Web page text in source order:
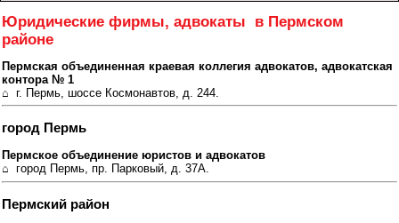
Юридические фирмы, адвокаты в Пермском
районе
Пермская объединенная краевая коллегия адвокатов, адвокатская
контора № 1
⌂ г. Пермь, шоссе Космонавтов, д. 244.
город Пермь
Пермское объединение юристов и адвокатов
⌂ город Пермь, пр. Парковый, д. 37А.
Пермский район